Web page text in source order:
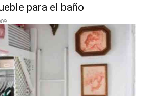
para el baño